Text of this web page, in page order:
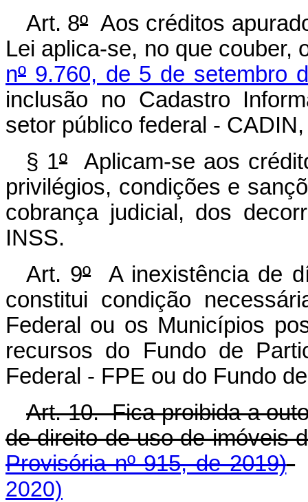
Art. 8ºAos créditos
Lei aplica-se, no que couber,
nº 9.760, de 5 de setembro
inclusão no Cadastro
setor público federal -
§ 1º Aplicam-se aos
privilégios, condições e
cobrança judicial, dos
INSS.
Art. 9ºA inexistência de
constitui condição
Federal ou os Municípios
recursos do Fundo de
Federal - FPE ou do Fundo
Art. 10. Fica proibida a
de direito de uso de
Provisória nº 915, de 2019)
2020)